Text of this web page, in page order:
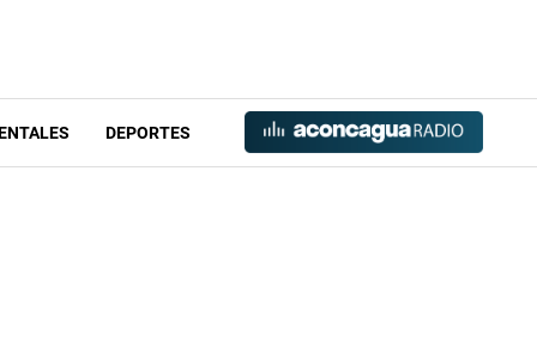
DEPORTES